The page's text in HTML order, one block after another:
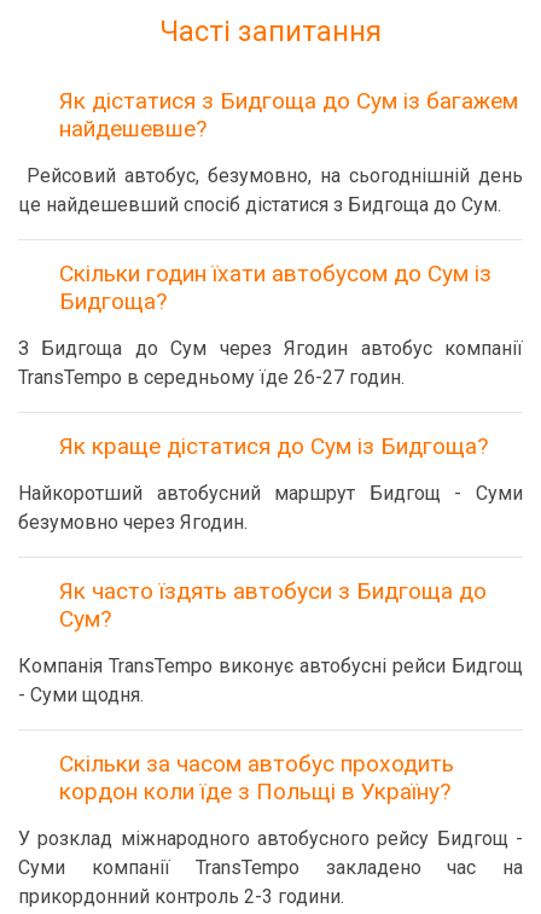
Часті запитання
Як дістатися з Бидгоща до Сум із багажем
найдешевше?
Рейсовий автобус, безумовно, на сьогоднішній день
це найдешевший спосіб дістатися з Бидгоща до Сум.
Скільки годин їхати автобусом до Сум із
Бидгоща?
З Бидгоща до Сум через Ягодин автобус компанії
TransTempo в середньому їде 26-27 годин.
Як краще дістатися до Сум із Бидгоща?
Найкоротший автобусний маршрут Бидгощ - Суми
безумовно через Ягодин.
Як часто їздять автобуси з Бидгоща до
Сум?
Компанія TransTempo виконує автобусні рейси Бидгощ
- Суми щодня.
Скільки за часом автобус проходить
кордон коли їде з Польщі в Україну?
У розклад міжнародного автобусного рейсу Бидгощ -
Суми компанії TransTempo закладено час на
прикордонний контроль 2-3 години.